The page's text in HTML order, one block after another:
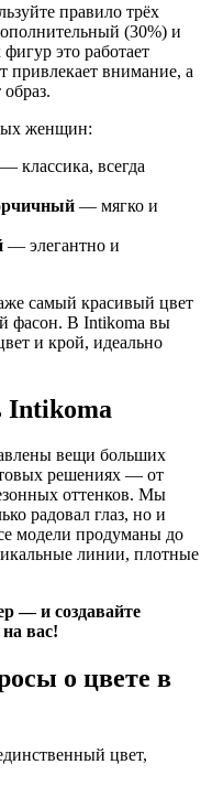
правило трёх
(30%) и
это работает
внимание, а
женщин:
— классика, всегда
— мягко и
— элегантно и
самый красивый цвет
фасон. В Intikoma вы
и крой, идеально
Intikoma
вещи больших
решениях — от
оттенков. Мы
радовал глаз, но и
модели продуманы до
линии, плотные
— и создавайте
вас!
о цвете в
цвет,